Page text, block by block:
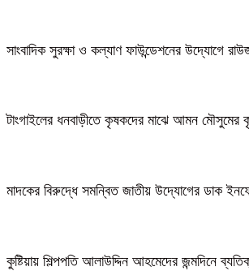
সাংবাদিক সুরক্ষা ও কল্যাণ ফাউন্ডেশনের উদ্যোগে
টাংগাইলের ধনবাড়ীতে কৃষকদের মাঝে আমন মৌসুমের
মাদকের বিরুদ্ধে সমন্বিত জাতীয় উদ্যোগের ডাক
কুষ্টিয়ায় শিল্পপতি আলাউদ্দিন আহমেদের জন্মদিনে